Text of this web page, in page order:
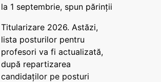
la 1 septembrie, spun părinții
Titularizare 2026. Astăzi,
lista posturilor pentru
profesori va fi actualizată,
după repartizarea
candidaților pe posturi